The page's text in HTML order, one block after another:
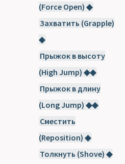
(Force Open) ◆
Захватить (Grapple)
◆
Прыжок в высоту
(High Jump) ◆◆
Прыжок в длину
(Long Jump) ◆◆
Сместить
(Reposition) ◆
Толкнуть (Shove) ◆